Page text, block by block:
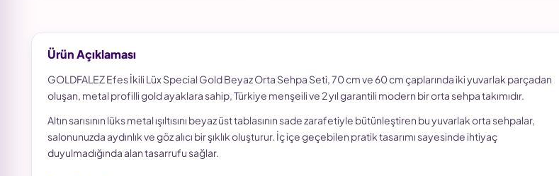
Ürün Açıklaması
GOLDFALEZ Efes İkili Lüx Special Gold Beyaz Orta Sehpa Seti, 70 cm ve 60 cm çaplarında iki yuvarlak parçadan
oluşan, metal profilli gold ayaklara sahip, Türkiye menşeili ve 2 yıl garantili modern bir orta sehpa takımıdır.
Altın sarısının lüks metal ışıltısını beyaz üst tablasının sade zarafetiyle bütünleştiren bu yuvarlak orta sehpalar,
salonunuzda aydınlık ve göz alıcı bir şıklık oluşturur. İç içe geçebilen pratik tasarımı sayesinde ihtiyaç
duyulmadığında alan tasarrufu sağlar.